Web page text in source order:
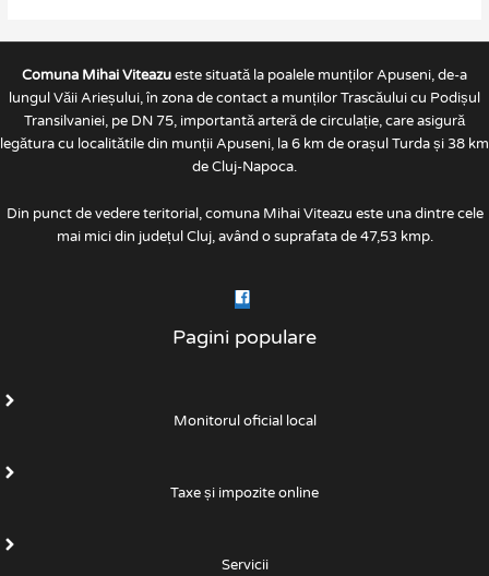
Comuna Mihai Viteazueste situată la poalele munților Apuseni, de-a
lungul Văii Arieșului, în zona de contact a munților Trascăului cu Podișul
Transilvaniei, pe DN 75, importantă arteră de circulație, care asigură
legătura cu localitătile din munții Apuseni, la 6 km de orașul Turda și 38 km
de Cluj-Napoca.
Din punct de vedere teritorial, comuna Mihai Viteazu este una dintre cele
mai mici din județul Cluj, având o suprafata de 47,53 kmp.
Pagini populare
Monitorul oficial local
Taxe și impozite online
Servicii